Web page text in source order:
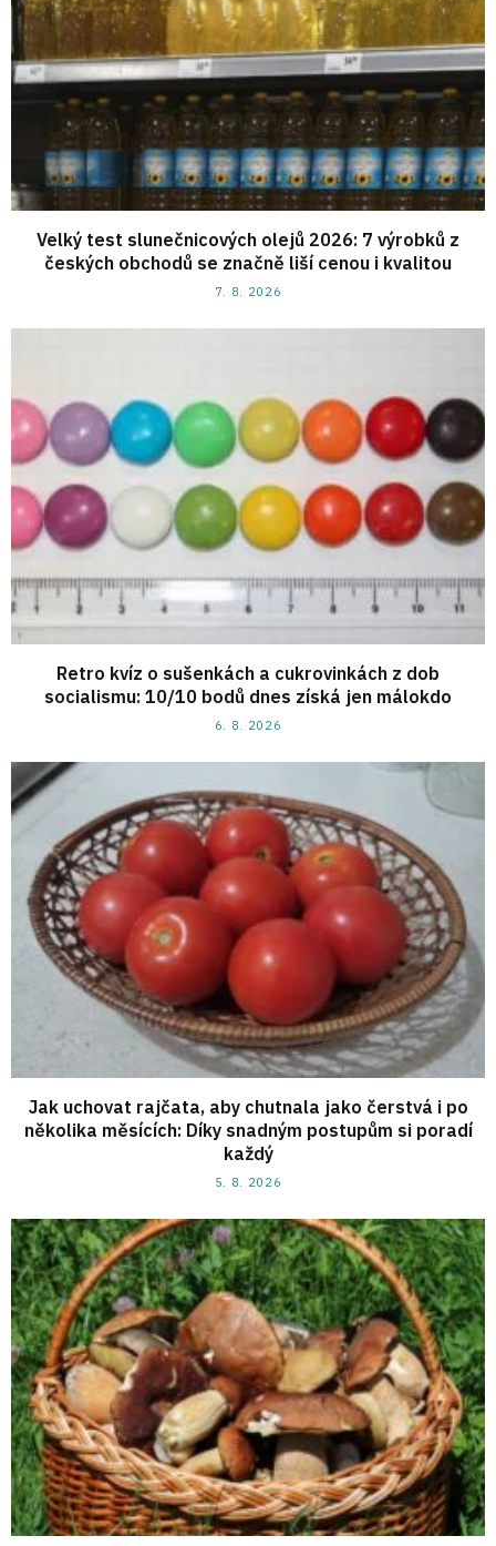
Velký test slunečnicových olejů 2026: 7 výrobků z
českých obchodů se značně liší cenou i kvalitou
7. 8. 2026
Retro kvíz o sušenkách a cukrovinkách z dob
socialismu: 10/10 bodů dnes získá jen málokdo
6. 8. 2026
Jak uchovat rajčata, aby chutnala jako čerstvá i po
několika měsících: Díky snadným postupům si poradí
každý
5. 8. 2026